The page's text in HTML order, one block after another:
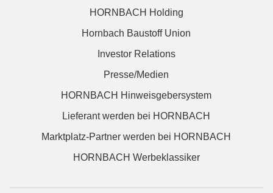
HORNBACH Holding
Hornbach Baustoff Union
Investor Relations
Presse/Medien
HORNBACH Hinweisgebersystem
Lieferant werden bei HORNBACH
Marktplatz-Partner werden bei HORNBACH
HORNBACH Werbeklassiker